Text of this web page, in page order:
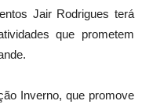
Jair Rodrigues terá
que prometem
Inverno, que promove